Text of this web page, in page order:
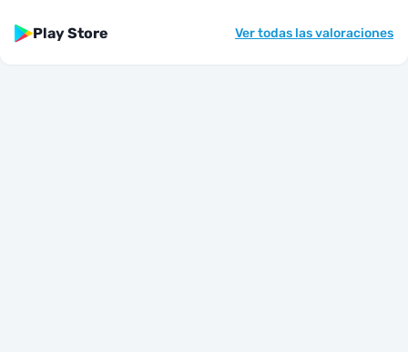
Play Store Ver todas las valoraciones